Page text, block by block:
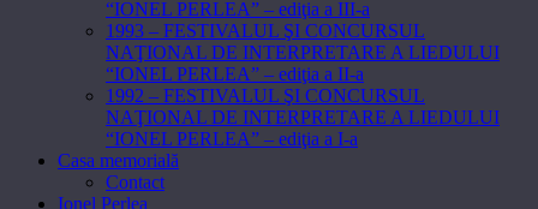
“IONEL PERLEA” – ediţia a III-a
1993 – FESTIVALUL ŞI CONCURSUL
NAŢIONAL DE INTERPRETARE A LIEDULUI
“IONEL PERLEA” – ediţia a II-a
1992 – FESTIVALUL ŞI CONCURSUL
NAŢIONAL DE INTERPRETARE A LIEDULUI
“IONEL PERLEA” – ediţia a I-a
Casa memorială
Contact
Ionel Perlea